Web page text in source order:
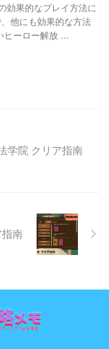
効果的なプレイ方法に
他にも効果的な方法
ヒーロー解放 ...
学院 クリア指南
南